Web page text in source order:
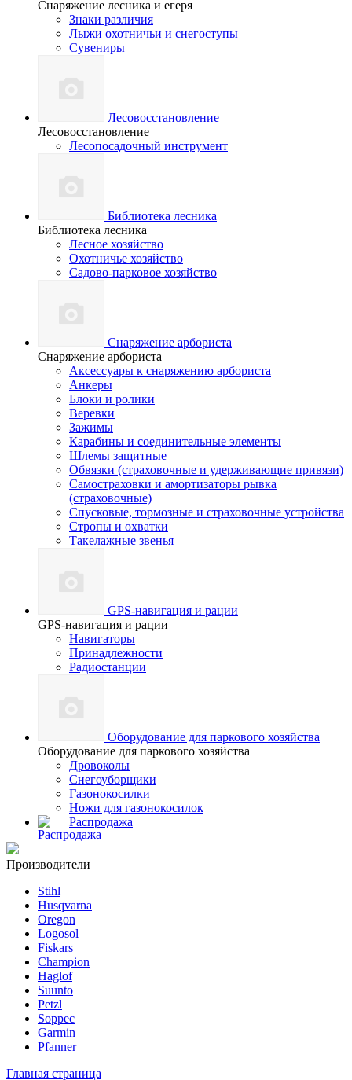
Снаряжение лесника и егеря
Знаки различия
Лыжи охотничьи и снегоступы
Сувениры
Лесовосстановление
Лесовосстановление
Лесопосадочный инструмент
Библиотека лесника
Библиотека лесника
Лесное хозяйство
Охотничье хозяйство
Садово-парковое хозяйство
Снаряжение арбориста
Снаряжение арбориста
Аксессуары к снаряжению арбориста
Анкеры
Блоки и ролики
Веревки
Зажимы
Карабины и соединительные элементы
Шлемы защитные
Обвязки (страховочные и удерживающие привязи)
Самостраховки и амортизаторы рывка
(страховочные)
Спусковые, тормозные и страховочные устройства
Стропы и охватки
Такелажные звенья
GPS-навигация и рации
GPS-навигация и рации
Навигаторы
Принадлежности
Радиостанции
Оборудование для паркового хозяйства
Оборудование для паркового хозяйства
Дровоколы
Снегоуборщики
Газонокосилки
Ножи для газонокосилок
Распродажа
Производители
Stihl
Husqvarna
Oregon
Logosol
Fiskars
Champion
Haglof
Suunto
Petzl
Soppec
Garmin
Pfanner
Главная страница